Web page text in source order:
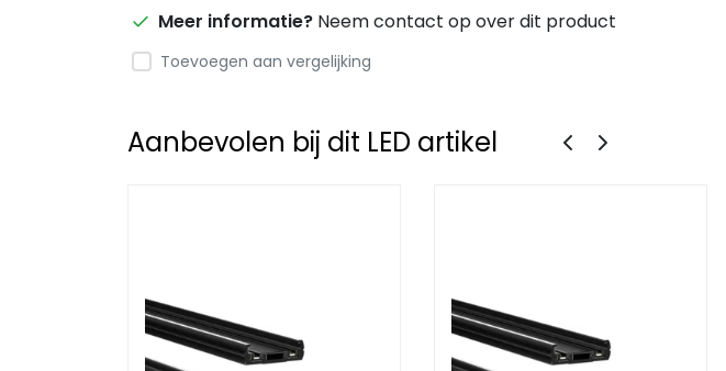
Meer informatie? Neem contact op over dit product
Toevoegen aan vergelijking
Aanbevolen bij dit LED artikel